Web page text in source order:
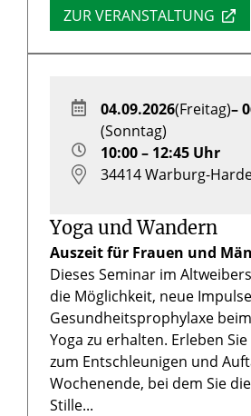
ZUR VERANSTALTUNG
Yoga und Wandern
Auszeit für Frauen und
Dieses Seminar im
die Möglichkeit, neue
Gesundheitsprophylaxe
Yoga zu erhalten. Erleben
zum Entschleunigen und
Wochenende, bei dem Sie
Stille...
04.09.2026(Freitag)–
(Sonntag)
10:00 – 12:45 Uhr
34414Warburg-